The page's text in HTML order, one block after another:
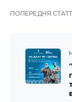
ПОПЕРЕДНЯ